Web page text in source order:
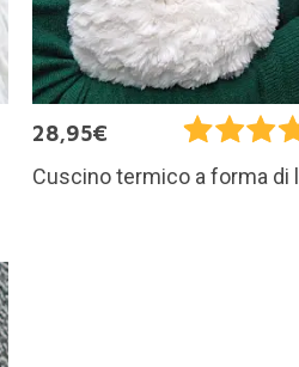
28,95€
Cuscino termico a forma di